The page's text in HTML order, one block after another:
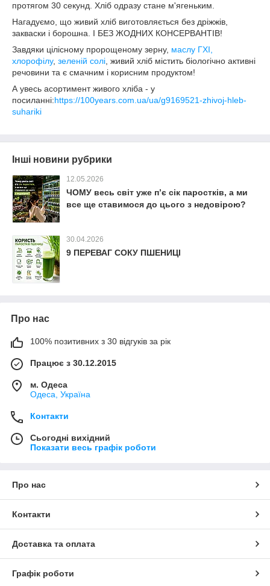
протягом 30 секунд. Хліб одразу стане м'ягеньким.
Нагадуємо, що живий хліб виготовляється без дріжжів,
закваски і борошна. І БЕЗ ЖОДНИХ КОНСЕРВАНТІВ!
Завдяки цілісному пророщеному зерну, маслу ГХІ,
хлорофілу, зеленій солі , живий хліб містить біологічно активні
речовини та є смачним і корисним продуктом!
А увесь асортимент живого хліба - у
посиланні:https://100years.com.ua/ua/g9169521-zhivoj-hleb-
suhariki
Інші новини рубрики
12.05.2026
ЧОМУ весь світ уже п’є сік паростків, а ми
все ще ставимося до цього з недовірою?
30.04.2026
9 ПЕРЕВАГ СОКУ ПШЕНИЦІ
Про нас
100% позитивних з 30 відгуків за рік
Працює з 30.12.2015
м. Одеса
Одеса, Україна
Контакти
Сьогодні вихідний
Показати весь графік роботи
Про нас
Контакти
Доставка та оплата
Графік роботи